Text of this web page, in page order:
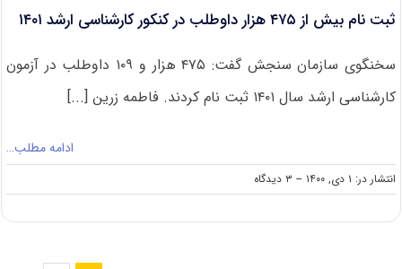
ثبت نام بیش از ۴۷۵ هزار داوطلب در کنکور کارشناسی ارشد ۱۴۰۱
سخنگوی سازمان سنجش گفت: ۴۷۵ هزار و ۱۰۹ داوطلب در آزمون
کارشناسی ارشد سال ۱۴۰۱ ثبت نام کردند. فاطمه زرین [...]
ادامه مطلب…
انتشار در: ۱ دی, ۱۴۰۰ -- ۳ دیدگاه
on
ثبت